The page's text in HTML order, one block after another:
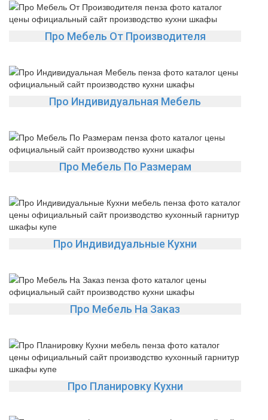
Про Мебель От Производителя
Про Индивидуальная Мебель
Про Мебель По Размерам
Про Индивидуальные Кухни
Про Мебель На Заказ
Про Планировку Кухни